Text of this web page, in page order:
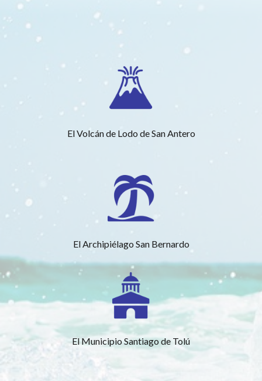
El Volcán de Lodo de San Antero
El Archipiélago San Bernardo
El Municipio Santiago de Tolú